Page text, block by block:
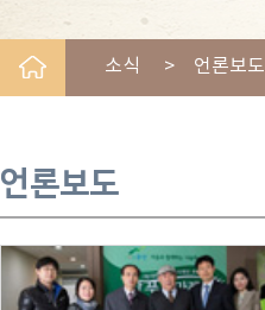
소식 > 언론보도
언론보도